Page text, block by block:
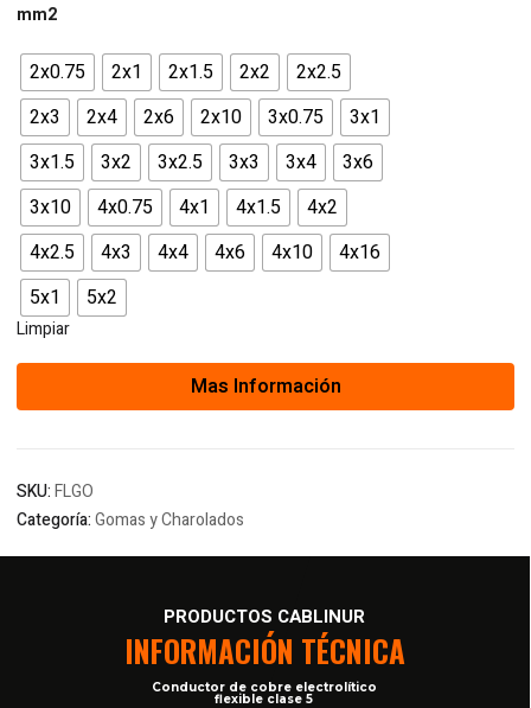
mm2
2x0.75 2x1 2x1.5 2x2
2x2.5
2x3
2x4 2x6 2x10 3x0.75
3x1
3x1.5
3x2 3x2.5 3x3 3x4
3x6
3x10
4x0.75 4x1 4x1.5
4x2
4x2.5
4x3 4x4 4x6 4x10
4x16
5x1
5x2
Limpiar
Mas Información
SKU:FLGO
Categoría:Gomas y Charolados
Información
adicional
Conductor de cobre electrolítico
flexible clase 5
PRODUCTOS CABLINUR
INFORMACIÓN TÉCNICA